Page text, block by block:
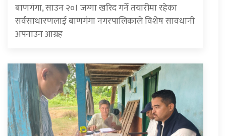
बाणगंगा, साउन २०। जग्गा खरिद गर्ने तयारीमा रहेका
सर्वसाधारणलाई बाणगंगा नगरपालिकाले विशेष सावधानी
अपनाउन आग्रह